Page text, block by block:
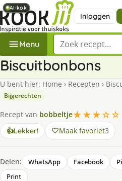
Inloggen
Menu Zoek een recept
Biscuitbonbons
U bent hier: Home › Recepten ›
Bijgerechten
Recept van bobbeltje★★★☆☆
👍Lekker! Maak favoriet3
Delen: WhatsApp Facebook
Print
AI-kok
AI-kok
AI-kok
AI-kok
AI-kok